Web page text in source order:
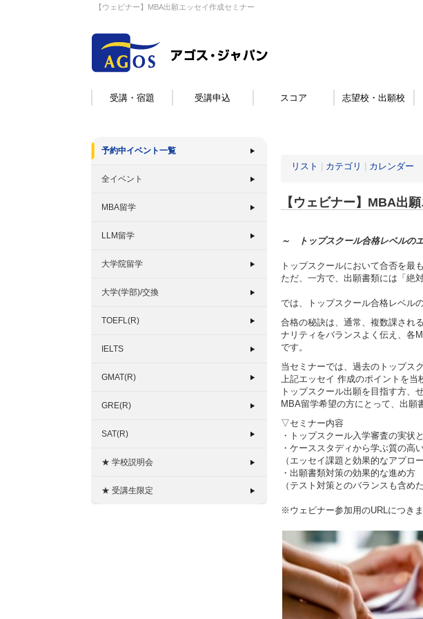
【ウェビナー】MBA出願エッセイ作成セミナー
受講・宿題 受講申込 スコア 志望校・出願校
予約中イベント一覧
全イベント
MBA留学
LLM留学
大学院留学
大学(学部)/交換
TOEFL(R)
IELTS
GMAT(R)
GRE(R)
SAT(R)
★ 学校説明会
★ 受講生限定
リスト カテゴリ カレンダー
【ウェビナー】MBA出
～ トップスクール合格レベルの
トップスクールにおいて合否を最
ただ、一方で、出願書類には「絶
では、トップスクール合格レベル
合格の秘訣は、通常、複数課され
ナリティをバランスよく伝え、各
です。
当セミナーでは、過去のトップス
上記エッセイ 作成のポイントを当
トップスクール出願を目指す方、
MBA留学希望の方にとって、出願
▽セミナー内容
・トップスクール入学審査の実状
・ケーススタディから学ぶ質の高
（エッセイ課題と効果的なアプロ
・出願書類対策の効果的な進め方
（テスト対策とのバランスも含め
※ウェビナー参加用のURLにつき